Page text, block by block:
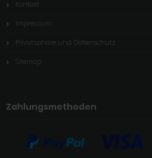
Kontakt
Impressum
Privatsphäre und Datenschutz
Sitemap
Zahlungsmethoden